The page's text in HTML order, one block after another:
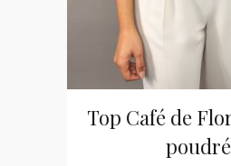
Top Café de